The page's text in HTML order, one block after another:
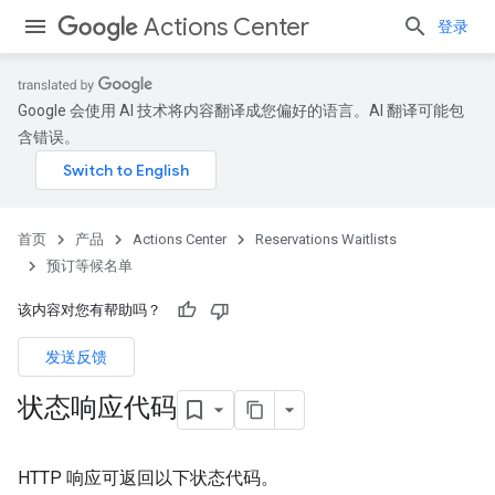
Actions Center 登录
Google 会使用 AI 技术将内容翻译成您偏好的语言。AI 翻译可能包
含错误。
首页 产品 Actions Center
Reservations Waitlists
预订等候名单
该内容对您有帮助吗？
发送反馈
状态响应代码
HTTP 响应可返回以下状态代码。